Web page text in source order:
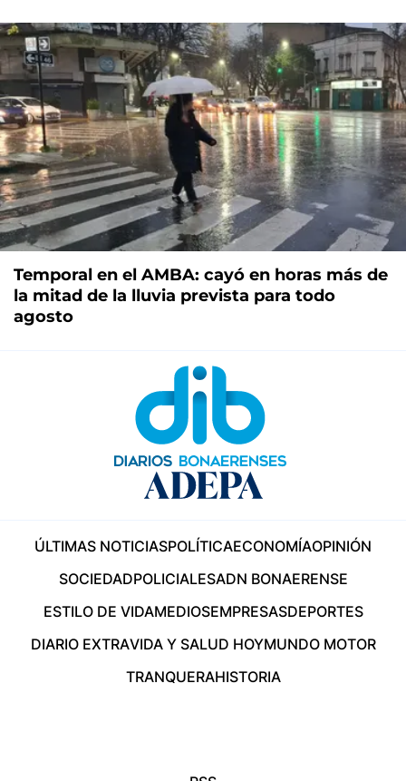
Temporal en el AMBA: cayó en horas más de
la mitad de la lluvia prevista para todo
agosto
ÚLTIMAS NOTICIASPOLÍTICAECONOMÍAOPINIÓN
SOCIEDADPOLICIALESADN BONAERENSE
ESTILO DE VIDAMEDIOSEMPRESASDEPORTES
DIARIO EXTRAVIDA Y SALUD HOYMUNDO MOTOR
TRANQUERAHISTORIA